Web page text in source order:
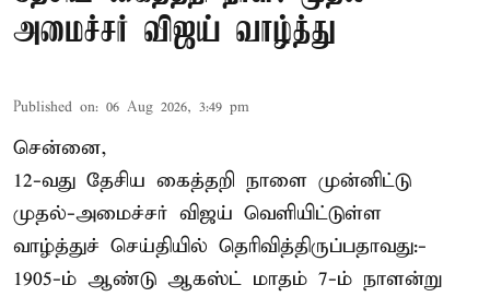
அமைச்சர் விஜய் வாழ்த்து
Published on: 06 Aug 2026, 3:49 pm
சென்னை,
12-வது தேசிய கைத்தறி நாளை முன்னிட்டு
முதல்-அமைச்சர் விஜய் வெளியிட்டுள்ள
வாழ்த்துச் செய்தியில் தெரிவித்திருப்பதாவது:-
1905-ம் ஆண்டு ஆகஸ்ட் மாதம் 7-ம் நாளன்று